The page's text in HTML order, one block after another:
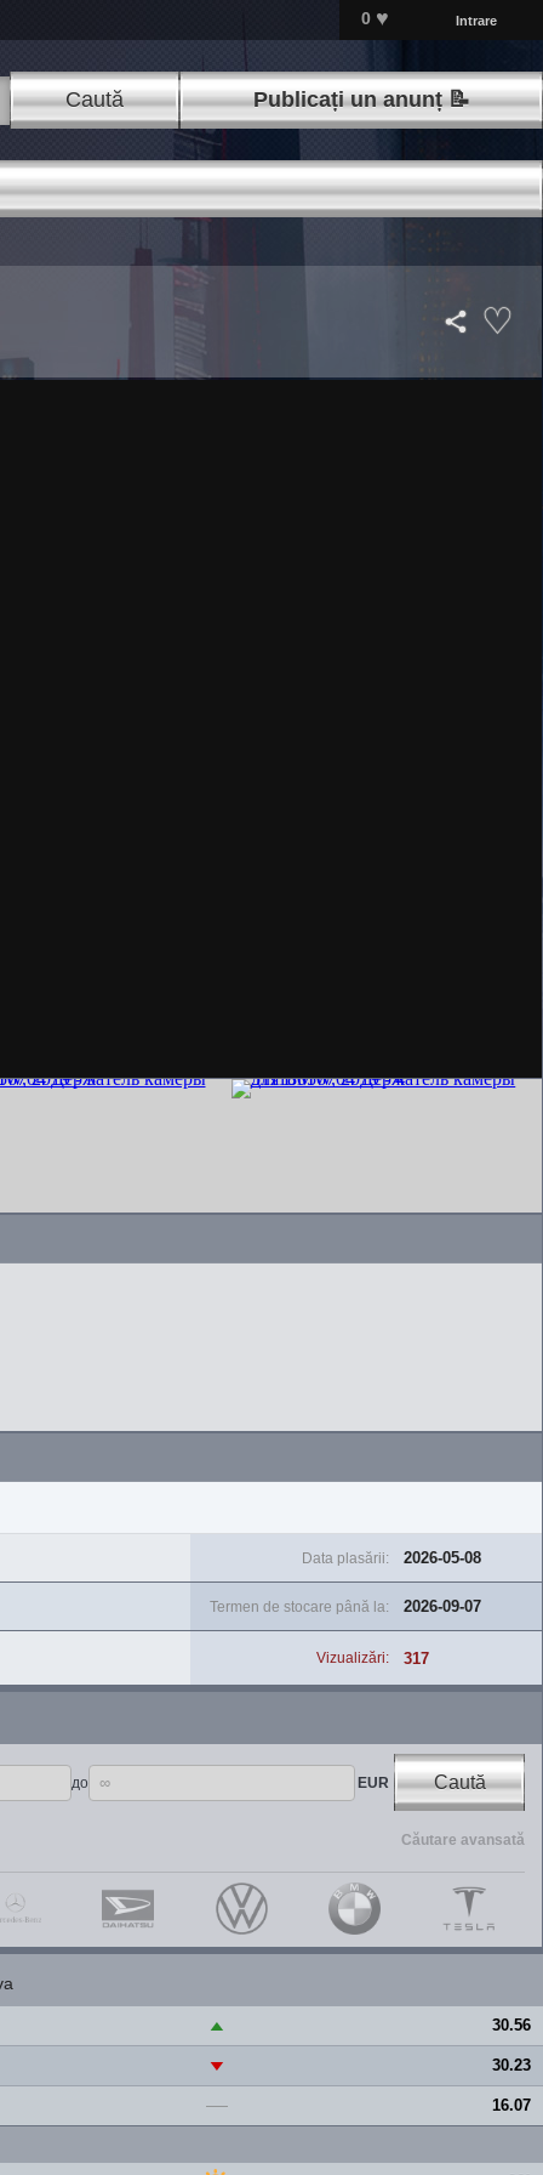
0 ♥ Intrare
Caută Publicați un anunț 📝
Data plasării: 2026-05-08
Termen de stocare până la: 2026-09-07
Vizualizări: 317
до EUR Caută
Căutare avansată
▲ 30.56
▼ 30.23
— 16.07